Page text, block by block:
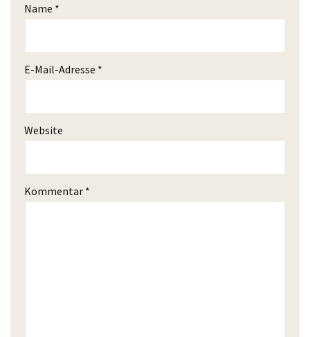
Name *
E-Mail-Adresse *
Website
Kommentar *